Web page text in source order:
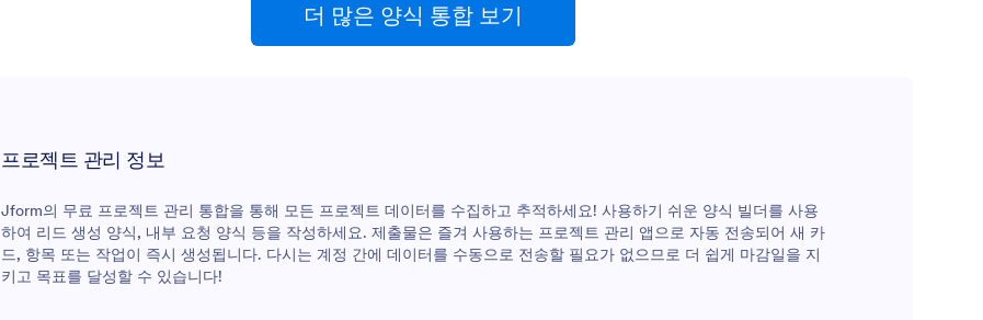
더 많은 양식 통합 보기
프로젝트 관리 정보
Jform의 무료 프로젝트 관리 통합을 통해 모든 프로젝트 데이터를 수집하고 추적하세요! 사용하기 쉬운 양식 빌더를 사용
하여 리드 생성 양식, 내부 요청 양식 등을 작성하세요. 제출물은 즐겨 사용하는 프로젝트 관리 앱으로 자동 전송되어 새 카
드, 항목 또는 작업이 즉시 생성됩니다. 다시는 계정 간에 데이터를 수동으로 전송할 필요가 없으므로 더 쉽게 마감일을 지
키고 목표를 달성할 수 있습니다!